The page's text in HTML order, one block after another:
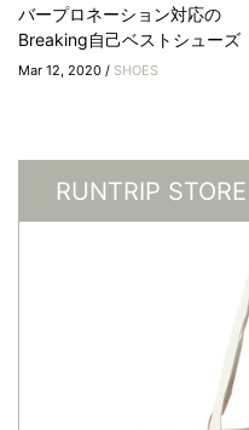
バープロネーション対応の
Breaking自己ベストシューズ
Mar 12, 2020 / SHOES
RUNTRIP STORE